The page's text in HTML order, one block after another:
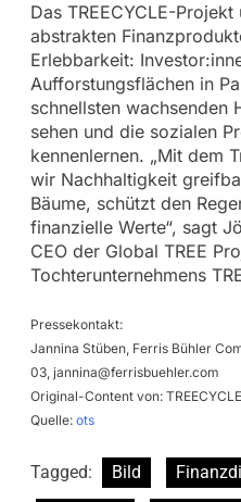
Das TREECYCLE-
abstrakten
Erlebbarkeit:
Aufforstungsflächen in
schnellsten wachsenden
sehen und die sozialen
kennenlernen. „Mit dem
wir Nachhaltigkeit
Bäume, schützt den
finanzielle Werte“, sagt
CEO der Global TREE
Tochterunternehmens
Pressekontakt:
Jannina Stüben, Ferris Bühler
03, jannina@ferrisbuehler.com
Original-Content von:
Quelle: ots
Tagged: Bild